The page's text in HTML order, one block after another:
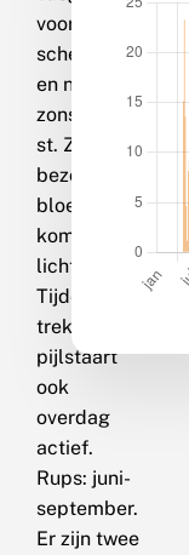
vooral in de
schemering
en net voor
zonsopkom
st. Ze
bezoeken
bloemen en
komen op
licht.
Tijdens de
trek is deze
pijlstaart
ook
overdag
actief.
Rups: juni-
september.
Er zijn twee